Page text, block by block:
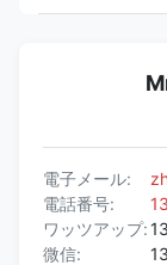
電子メール:
電話番号:
ワッツアップ:
微信: